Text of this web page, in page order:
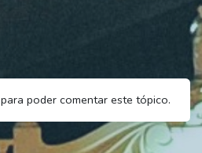
para poder comentar este tópico.